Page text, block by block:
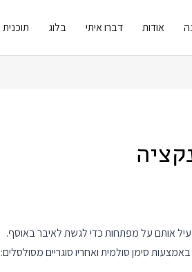
אודות דברו איתי בלוג
אותם על מפתחות כדי לגשת לאיבר באוסף.